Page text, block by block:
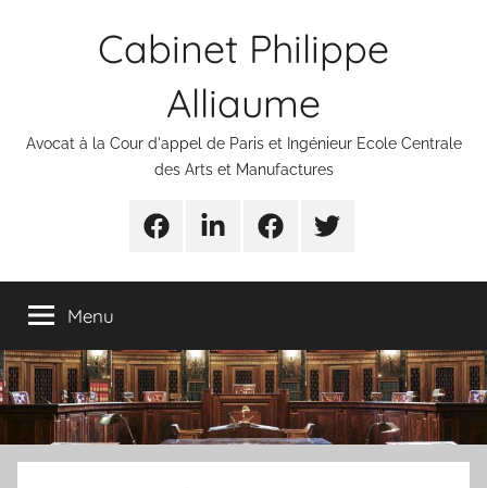
Cabinet Philippe
Alliaume
Avocat à la Cour d'appel de Paris et Ingénieur Ecole Centrale
des Arts et Manufactures
UrgencesLinkedinFacebookTwitter
Menu